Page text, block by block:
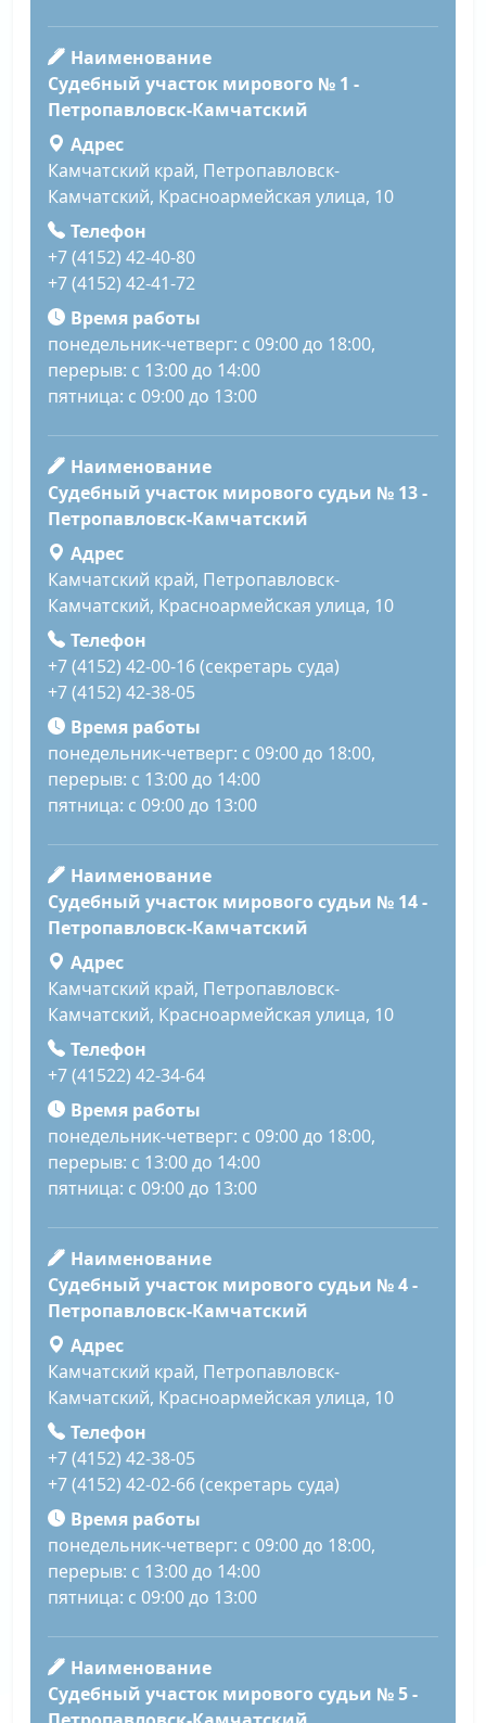
Наименование
Судебный участок мирового № 1 -
Петропавловск-Камчатский
Адрес
Камчатский край, Петропавловск-
Камчатский, Красноармейская улица, 10
Телефон
+7 (4152) 42-40-80
+7 (4152) 42-41-72
Время работы
понедельник-четверг: с 09:00 до 18:00,
перерыв: с 13:00 до 14:00
пятница: с 09:00 до 13:00
Наименование
Судебный участок мирового судьи № 13 -
Петропавловск-Камчатский
Адрес
Камчатский край, Петропавловск-
Камчатский, Красноармейская улица, 10
Телефон
+7 (4152) 42-00-16 (секретарь суда)
+7 (4152) 42-38-05
Время работы
понедельник-четверг: с 09:00 до 18:00,
перерыв: с 13:00 до 14:00
пятница: с 09:00 до 13:00
Наименование
Судебный участок мирового судьи № 14 -
Петропавловск-Камчатский
Адрес
Камчатский край, Петропавловск-
Камчатский, Красноармейская улица, 10
Телефон
+7 (41522) 42-34-64
Время работы
понедельник-четверг: с 09:00 до 18:00,
перерыв: с 13:00 до 14:00
пятница: с 09:00 до 13:00
Наименование
Судебный участок мирового судьи № 4 -
Петропавловск-Камчатский
Адрес
Камчатский край, Петропавловск-
Камчатский, Красноармейская улица, 10
Телефон
+7 (4152) 42-38-05
+7 (4152) 42-02-66 (секретарь суда)
Время работы
понедельник-четверг: с 09:00 до 18:00,
перерыв: с 13:00 до 14:00
пятница: с 09:00 до 13:00
Наименование
Судебный участок мирового судьи № 5 -